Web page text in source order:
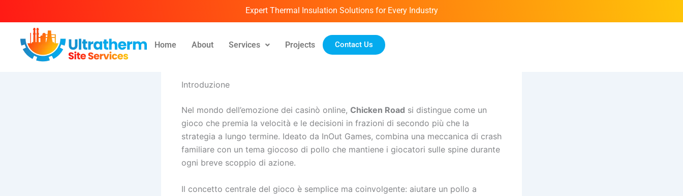
Expert Thermal Insulation Solutions for Every Industry
Home About Services Projects Contact Us
Introduzione
Nel mondo dell’emozione dei casinò online, Chicken Road si distingue come un
gioco che premia la velocità e le decisioni in frazioni di secondo più che la
strategia a lungo termine. Ideato da InOut Games, combina una meccanica di crash
familiare con un tema giocoso di pollo che mantiene i giocatori sulle spine durante
ogni breve scoppio di azione.
Il concetto centrale del gioco è semplice ma coinvolgente: aiutare un pollo a